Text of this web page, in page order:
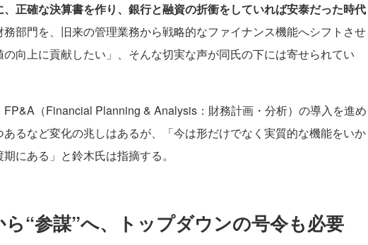
正確な決算書を作り、銀行と融資の折衝をしていれば安泰だった時代
務部門を、旧来の管理業務から戦略的なファイナンス機能へシフトさせ
向上に貢献したい」、そんな切実な声が同氏の下には寄せられてい
（Financial Planning & Analysis：財務計画・分析）の導入を進め
あるなど変化の兆しはあるが、「今は形だけでなく実質的な機能をいか
にある」と鈴木氏は指摘する。
ら“参謀”へ、トップダウンの号令も必要